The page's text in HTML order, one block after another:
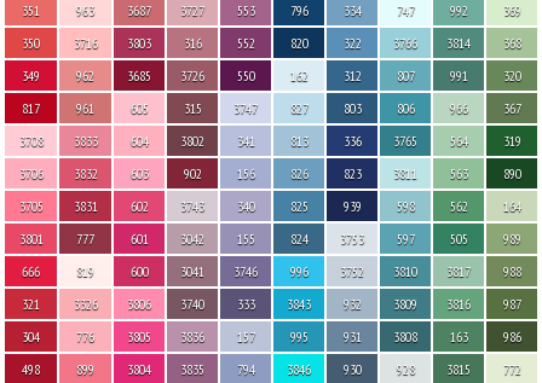
351
350
349
817
3708
3706
3705
3801
666
321
304
498
963
3716
962
961
3833
3832
3831
777
819
3326
776
899
3687
3803
3685
605
604
603
602
601
600
3806
3805
3804
3727
316
3726
315
3802
902
3743
3042
3041
3740
3836
3835
553
552
550
3747
341
156
340
155
3746
333
157
794
796
820
162
827
813
826
825
824
996
3843
995
3846
334
322
312
803
336
823
939
3753
3752
932
931
930
747
3766
807
806
3765
3811
598
597
3810
3809
3808
928
992
3814
991
966
564
563
562
505
3817
3816
163
3815
369
368
320
367
319
890
164
989
988
987
986
772